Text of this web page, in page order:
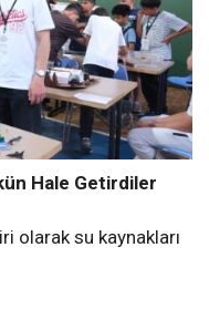
Hale Getirdiler
olarak su kaynakları